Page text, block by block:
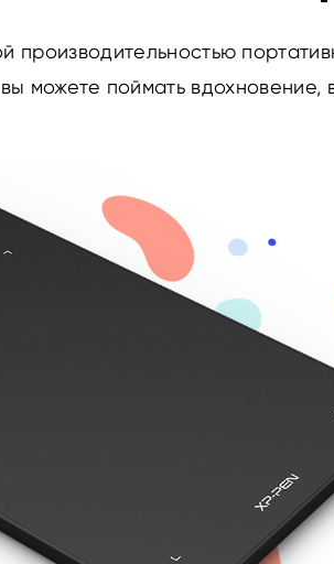
производительностью
можете поймать вдохновение,